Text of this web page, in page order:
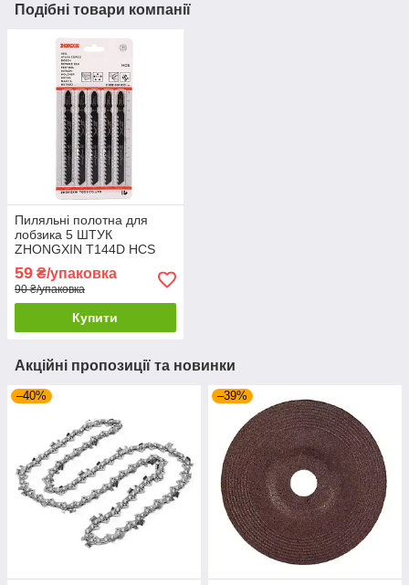
Подібні товари компанії
Пиляльні полотна для
лобзика 5 ШТУК
ZHONGXIN T144D HCS
4.0-5.2х100 мм
59 ₴/упаковка
90 ₴/упаковка
Купити
Акційні пропозиції та новинки
–40% –39%